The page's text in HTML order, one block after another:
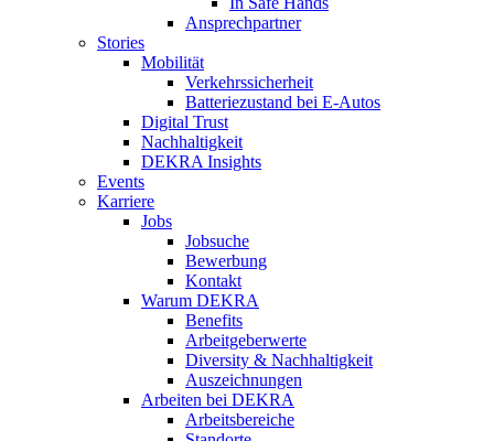
Ansprechpartner
Stories
Mobilität
Verkehrssicherheit
Batteriezustand bei E-Autos
Digital Trust
Nachhaltigkeit
DEKRA Insights
Events
Karriere
Jobs
Jobsuche
Bewerbung
Kontakt
Warum DEKRA
Benefits
Arbeitgeberwerte
Diversity & Nachhaltigkeit
Auszeichnungen
Arbeiten bei DEKRA
Arbeitsbereiche